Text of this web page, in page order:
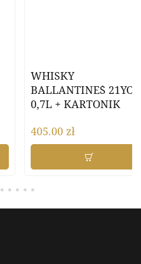
WHISKY
BALLANTINE`S 21YO
0,7L + KARTONIK
405.00 zł